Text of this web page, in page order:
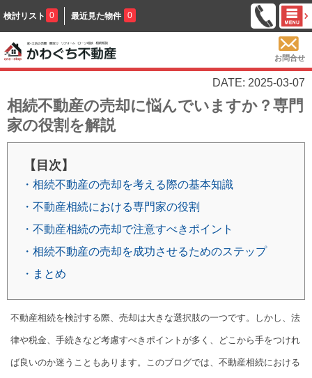
検討リスト 0 最近見た物件 0
お問合せ
DATE: 2025-03-07
相続不動産の売却に悩んでいますか？専門
家の役割を解説
【目次】
・相続不動産の売却を考える際の基本知識
・不動産相続における専門家の役割
・不動産相続の売却で注意すべきポイント
・相続不動産の売却を成功させるためのステップ
・まとめ
不動産相続を検討する際、売却は大きな選択肢の一つです。しかし、法
律や税金、手続きなど考慮すべきポイントが多く、どこから手をつけれ
ば良いのか迷うこともあります。このブログでは、不動産相続における